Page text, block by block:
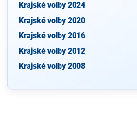
Krajské volby 2024
Krajské volby 2020
Krajské volby 2016
Krajské volby 2012
Krajské volby 2008